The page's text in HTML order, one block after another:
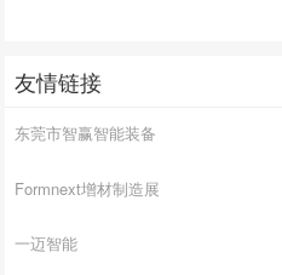
友情链接
东莞市智赢智能装备
Formnext增材制造展
一迈智能